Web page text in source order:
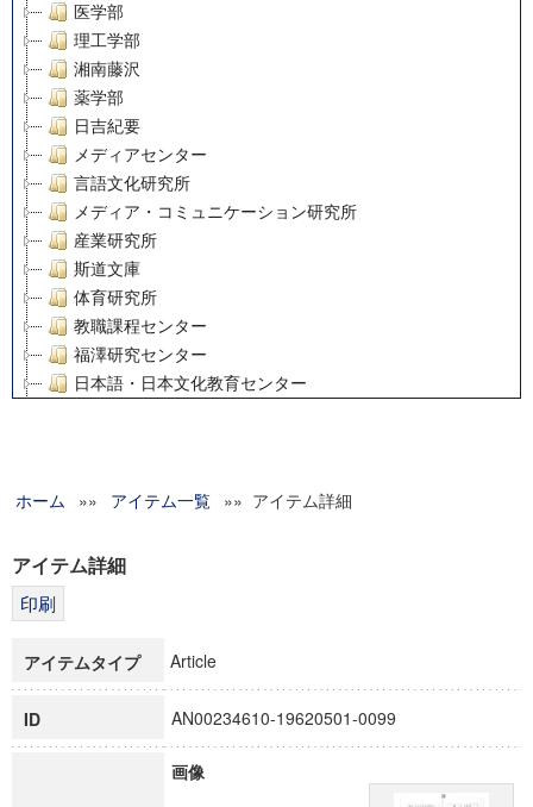
医学部
理工学部
湘南藤沢
薬学部
日吉紀要
メディアセンター
言語文化研究所
メディア・コミュニケーション研究所
産業研究所
斯道文庫
体育研究所
教職課程センター
福澤研究センター
日本語・日本文化教育センター
グローバルリサーチインスティテュート
科学研究費補助金研究成果報告書
博士課程教育リーディングプログラム「超成熟社会発展のサ
ホーム »» アイテム一覧 »» アイテム詳細
アイテム詳細
アイテムタイプ Article
ID AN00234610-19620501-0099
画像